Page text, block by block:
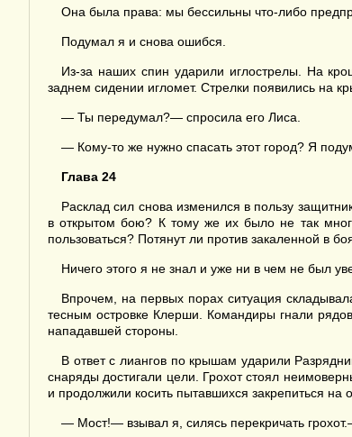
Она была права: мы бессильны что-либо
Подумал я и снова ошибся.
Из-за наших спин ударили иглострелы. На
заднем сидении игломет. Стрелки появились на
— Ты передумал?— спросила его Лиса.
— Кому-то же нужно спасать этот город? Я
Глава 24
Расклад сил снова изменился в пользу
в открытом бою? К тому же их было не так
пользоваться? Потянут ли против закаленной в
Ничего этого я не знал и уже ни в чем не был
Впрочем, на первых порах ситуация
тесным островке Клерши. Командиры гнали
нападавшей стороны.
В ответ с лиангов по крышам ударили
снаряды достигали цели. Грохот стоял
и продолжили косить пытавшихся закрепиться на
— Мост!— взывал я, силясь перекричать